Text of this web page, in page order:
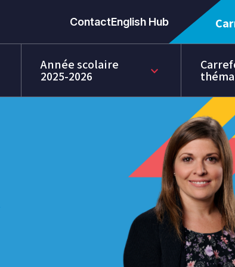
ContactEnglish Hub
Année scolaire
2025-2026 keyboard_arrow_down